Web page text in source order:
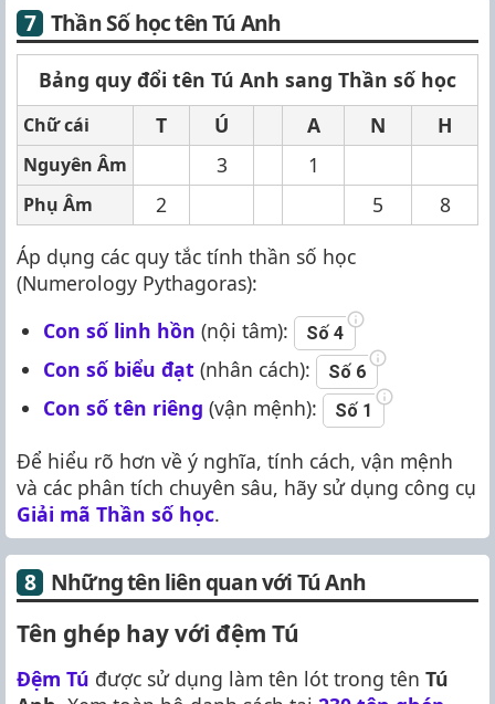
Thần Số học tên Tú Anh
Bảng quy đổi tên Tú Anh sang Thần số học
Chữ cái T Ú A N H
Nguyên Âm 3 1
Phụ Âm 2 5
8
Áp dụng các quy tắc tính thần số học
(Numerology Pythagoras):
Con số linh hồn (nội tâm): Số 4
Con số biểu đạt (nhân cách): Số 6
Con số tên riêng (vận mệnh): Số 1
Để hiểu rõ hơn về ý nghĩa, tính cách, vận mệnh
và các phân tích chuyên sâu, hãy sử dụng công cụ
Giải mã Thần số học.
Những tên liên quan với Tú Anh
Tên ghép hay với đệm Tú
Đệm Tú được sử dụng làm tên lót trong tên Tú